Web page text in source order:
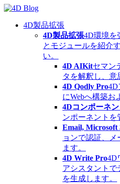
Skip
content4D製品拡張
4D製品拡張4D環境を
とモジュールを紹介
い。
4D AIKitセマン
タを解釈し、意
4D Qodly Pro4D
にWebへ構築お
4Dコンポーネン
ンポーネントを
Email, Microsoft
ョンで認証、
ます。
4D Write Pro4D
アシスタントで
を生成します。